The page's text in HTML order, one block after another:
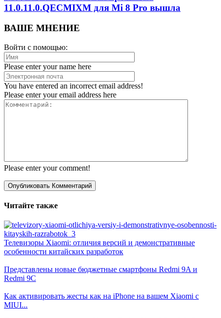
11.0.11.0.QECMIXM для Mi 8 Pro вышла
ВАШЕ МНЕНИЕ
Войти с помощью:
Please enter your name here
You have entered an incorrect email address!
Please enter your email address here
Please enter your comment!
Читайте также
Телевизоры Xiaomi: отличия версий и демонстративные
особенности китайских разработок
Представлены новые бюджетные смартфоны Redmi 9A и
Redmi 9C
Как активировать жесты как на iPhone на вашем Xiaomi с
MIUI...